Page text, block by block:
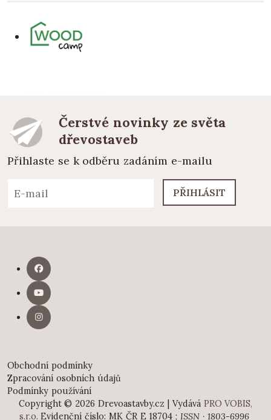
Čerstvé novinky ze světa
dřevostaveb
Přihlaste se k odběru zadáním e-mailu
PŘIHLÁSIT
Obchodní podmínky
Zpracování osobních údajů
Podmínky používání
Copyright © 2026 Drevoastavby.cz | Vydává PRO VOBIS,
s.r.o. Evidenční číslo: MK ČR E 18704 ; ISSN · 1803-6996